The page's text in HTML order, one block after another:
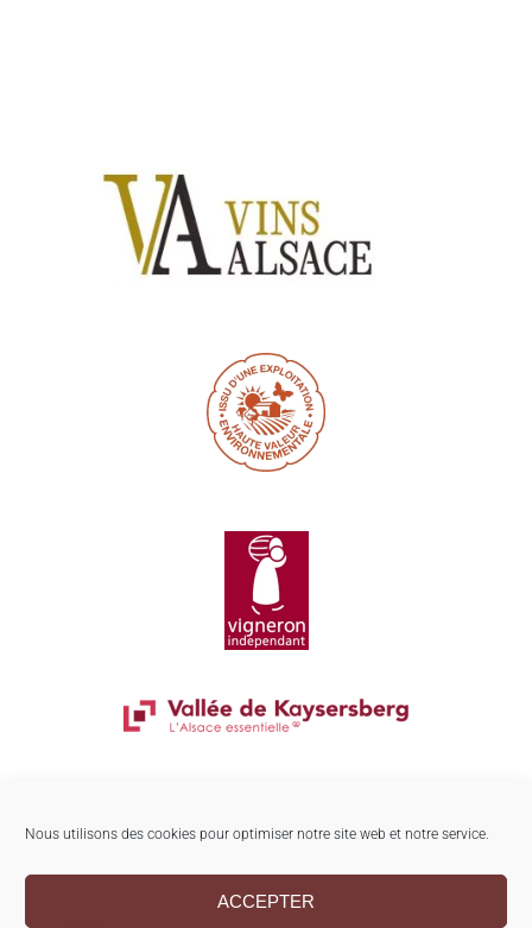
Nous utilisons des cookies pour optimiser notre site web et notre service.
ACCEPTER